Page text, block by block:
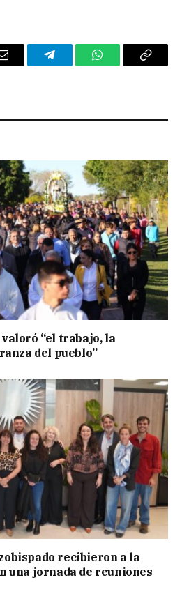
Email TelegramWhatsAppCopy
“el trabajo, la
del pueblo”
recibieron a la
una jornada de reuniones